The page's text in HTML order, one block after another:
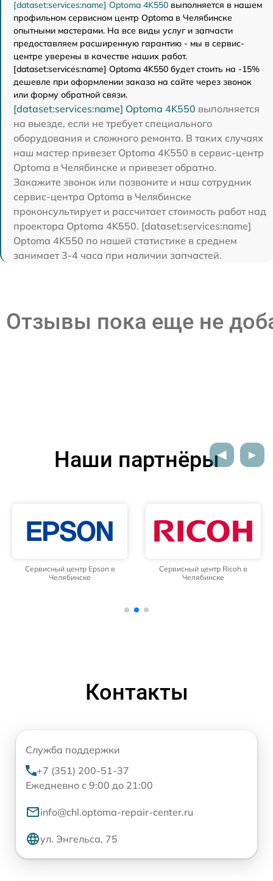
[dataset:services:name] Optoma 4K550 выполняется в нашем
профильном сервисном центр Optoma в Челябинске
опытными мастерами. На все виды услуг и запчасти
предоставляем расширенную гарантию - мы в сервис-
центре уверены в качестве наших работ.
[dataset:services:name] Optoma 4K550 будет стоить на -15%
дешевле при оформлении заказа на сайте через звонок
или форму обратной связи.
[dataset:services:name] Optoma 4K550 выполняется
на выезде, если не требует специального
оборудования и сложного ремонта. В таких случаях
наш мастер привезет Optoma 4K550 в сервис-центр
Optoma в Челябинске и привезет обратно.
Закажите звонок или позвоните и наш сотрудник
сервис-центра Optoma в Челябинске
проконсультирует и рассчитает стоимость работ над
проектора Optoma 4K550. [dataset:services:name]
Optoma 4K550 по нашей статистике в среднем
занимает 3-4 часа при наличии запчастей.
Отзывы пока еще не
Наши партнёры
Сервисный центр Epson в
Челябинске
Сервисный центр Ricoh в
Челябинске
Контакты
Служба поддержки
+7 (351) 200-51-37
Ежедневно с 9:00 до 21:00
info@chl.optoma-repair-center.ru
ул. Энгельса, 75